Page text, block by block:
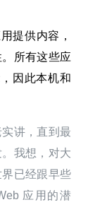
提供内容，
所有这些应
因此本机和
实讲，直到最
我想，对大
已经跟早些
应用的潜